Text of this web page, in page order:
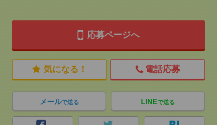
応募ページへ
気になる！ 電話応募
メールで送る LINEで送る